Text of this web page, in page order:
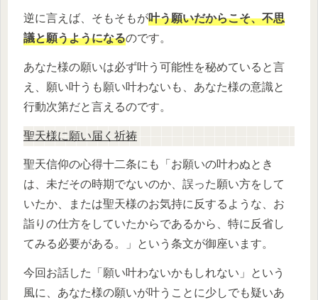
逆に言えば、そもそもが叶う願いだからこそ、不思
議と願うようになるのです。
あなた様の願いは必ず叶う可能性を秘めていると言
え、願い叶うも願い叶わないも、あなた様の意識と
行動次第だと言えるのです。
聖天様に願い届く祈祷
聖天信仰の心得十二条にも「お願いの叶わぬとき
は、未だその時期でないのか、誤った願い方をして
いたか、または聖天様のお気持に反するような、お
詣りの仕方をしていたからであるから、特に反省し
てみる必要がある。」という条文が御座います。
今回お話した「願い叶わないかもしれない」という
風に、あなた様の願いが叶うことに少しでも疑いあ